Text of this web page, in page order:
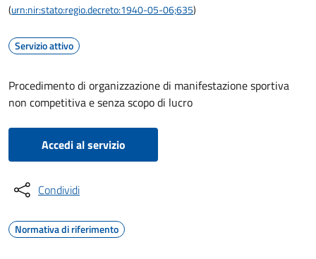
(urn:nir:stato:regio.decreto:1940-05-06;635)
Servizio attivo
Procedimento di organizzazione di manifestazione sportiva
non competitiva e senza scopo di lucro
Accedi al servizio
Condividi
Normativa di riferimento